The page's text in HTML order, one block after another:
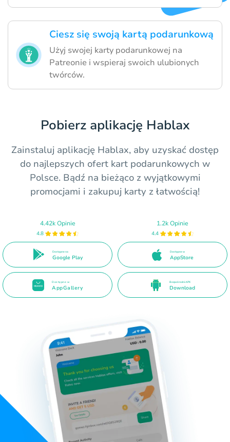
Ciesz się swoją kartą podarunkową
Użyj swojej karty podarunkowej na
Patreonie i wspieraj swoich ulubionych
twórców.
Pobierz aplikację Hablax
Zainstaluj aplikację Hablax, aby uzyskać dostęp
do najlepszych ofert kart podarunkowych w
Polsce. Bądź na bieżąco z wyjątkowymi
promocjami i zakupuj karty z łatwością!
4.42k Opinie
4.8
Dostępne na
Google Play
1.2k Opinie
4.4
Dostępne w
AppStore
Dostępne w
AppGallery
Bezpośredni APK
Download